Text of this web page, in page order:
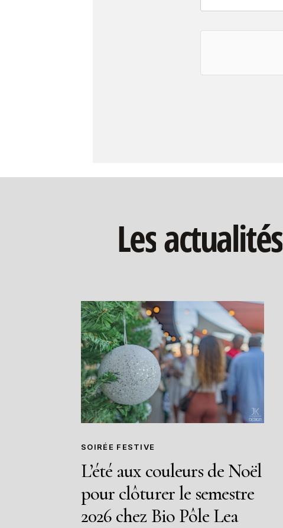
Lesactualités
SOIRÉE FESTIVE
L’été aux couleurs de Noël
pour clôturer le semestre
2026 chez Bio Pôle Lea